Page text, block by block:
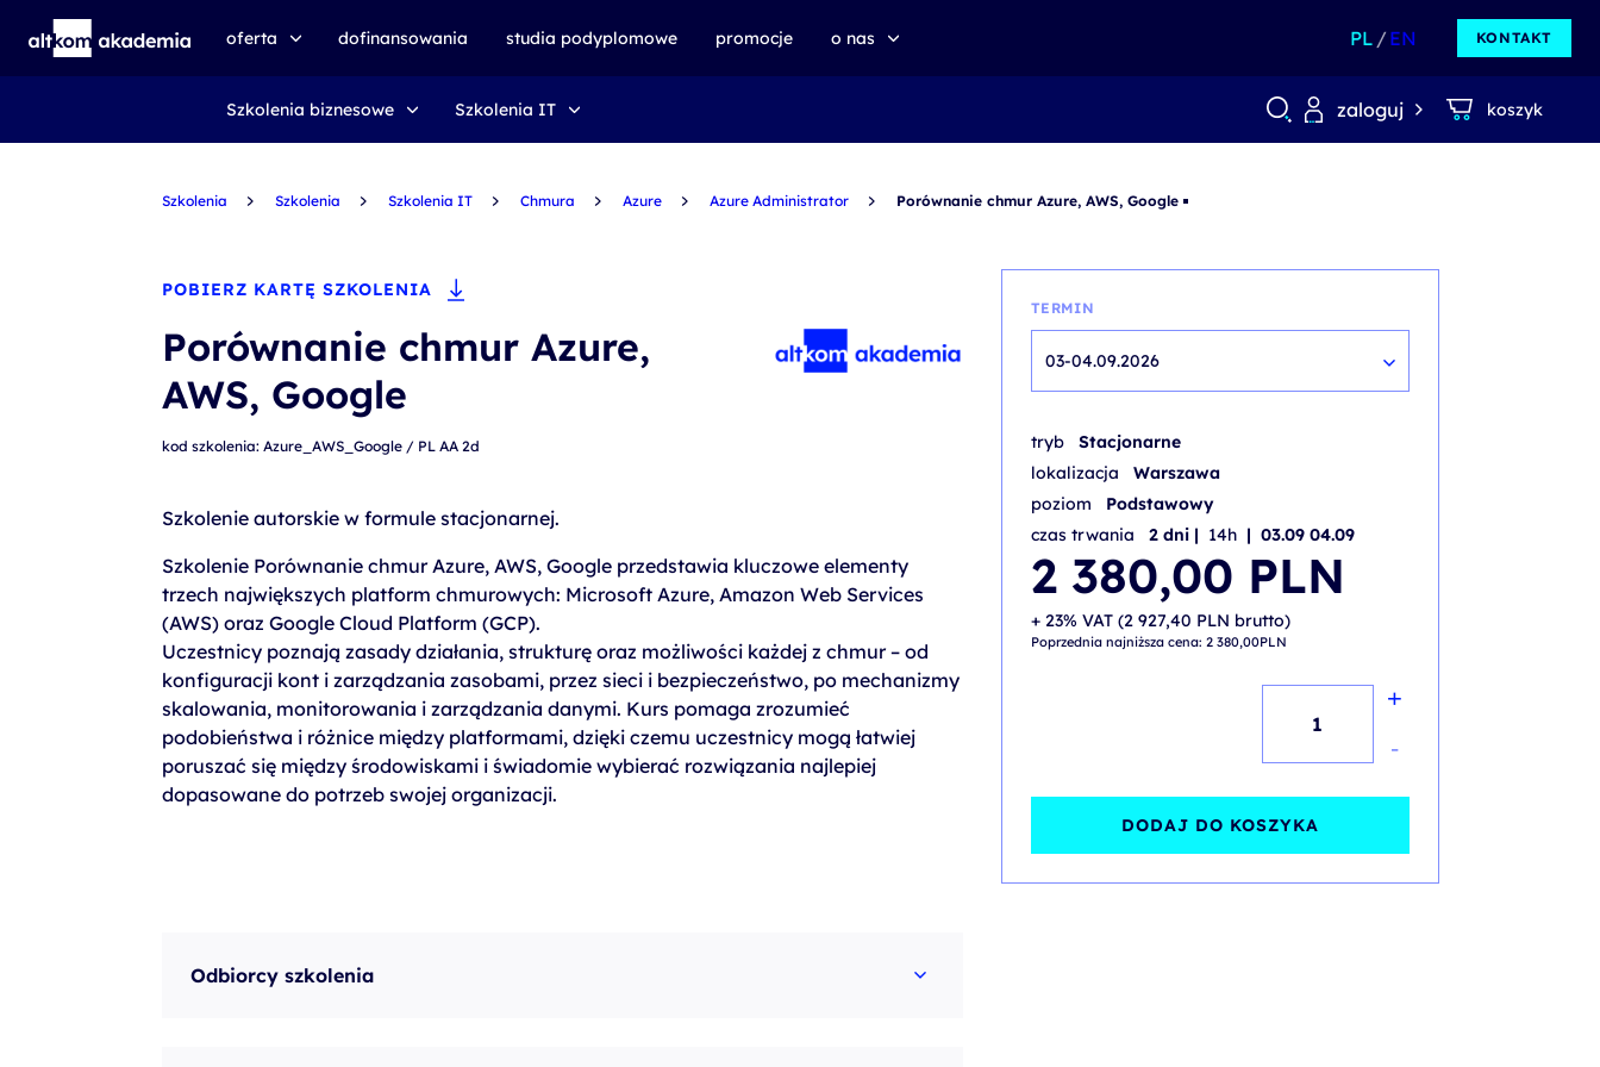
oferta
speexx
certyfikat DMI
AI First
szkolenia VR
szkolenia dla edukacji
szkolenia dla produkcji
szkolenia SAP
szkolenia SAS
formuły szkoleń MS
szkolenia
egzaminy
dofinansowania studia podyplomowe promocje o nas PL EN KONTAKT
Szkolenia biznesowe Szkolenia IT zaloguj koszyk
Szkolenia Szkolenia Szkolenia IT Chmura Azure Azure Administrator Porównanie chmur Azure, AWS, Google
POBIERZ KARTĘ SZKOLENIA
Porównanie chmur Azure,
AWS, Google
kod szkolenia: Azure_AWS_Google / PL AA 2d
Szkolenie autorskie w formule stacjonarnej.
Szkolenie Porównanie chmur Azure, AWS, Google przedstawia kluczowe elementy
trzech największych platform chmurowych: Microsoft Azure, Amazon Web Services
(AWS) oraz Google Cloud Platform (GCP).
Uczestnicy poznają zasady działania, strukturę oraz możliwości każdej z chmur – od
konfiguracji kont i zarządzania zasobami, przez sieci i bezpieczeństwo, po mechanizmy
skalowania, monitorowania i zarządzania danymi. Kurs pomaga zrozumieć
podobieństwa i różnice między platformami, dzięki czemu uczestnicy mogą łatwiej
poruszać się między środowiskami i świadomie wybierać rozwiązania najlepiej
dopasowane do potrzeb swojej organizacji.
Odbiorcy szkolenia
TERMIN
03-04.09.2026
tryb
Stacjonarne
lokalizacja
Warszawa
poziom
Podstawowy
czas trwania
2 dni | 14h | 03.09 04.09
2 380,00 PLN
+ 23% VAT (2 927,40 PLN brutto)
Poprzednia najniższa cena: 2 380,00PLN
Azure,
AWS,
+
-
DODAJ DO KOSZYKA